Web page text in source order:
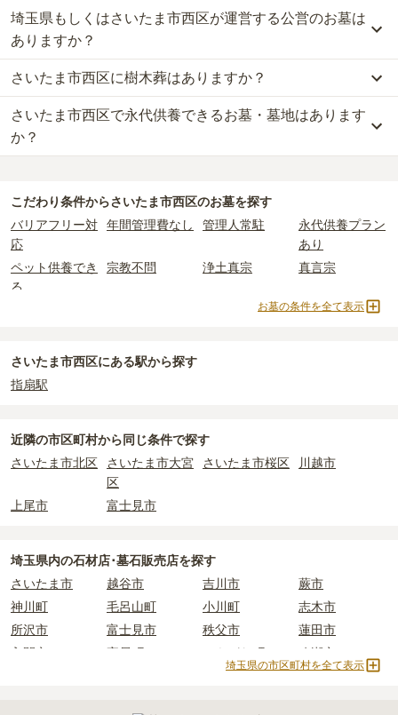
一般墓を建てる場合は、「永代使用料（土地代）」と「墓石代」の
2つが主な費用となります。
さいたま市西区の一般墓の永代使用料の平均は79万円で、墓石代は
埼玉県の平均166.9万円です。いずれも区画の広さや墓石の大き
さ・素材によって変わります。
樹木葬・納骨堂・永代供養墓は、基本的に墓石代がかからず、永代
使用料のみかかります。
・ 開眼法要の費用 ：お墓を新しく建てた際に行う儀式のための費
用。僧侶に渡すお布施がかかります。
・
：お墓に遺骨を納める儀式のための費用。僧侶に渡
・年間管理費：お墓の管理費。契約後、毎年発生するケースがあり
積もりを取るまで確定しません。
現地見学では、担当者に「提示金額以外にかかる費用はないか」を
必ず確認することをおすすめします。
内を取り寄せることができます。
さいたま市西区で一番安価なお墓は、樹木葬型永代供養塔 杜のひか
り「想」の永代供養墓
一般的に最も費用を抑えられるのは、他の方のご遺骨と一緒に埋葬
する「合祀墓（ごうしぼ）」と呼ばれるタイプです。個別のお墓に
比べて省スペースで管理の手間がかからないため、費用が安く設定
されています。
価格の目安は、1名あたり5万円〜30万円程度です。
び替えてお墓を探すのがおすすめです。
埼玉県もしくはさいたま市西区が運営する公営のお墓は
ありますか？
さいたま市西区には、公営の霊園の掲載がありません。
一方で、埼玉県内には、県または市区町村が運営する公営の霊園が
9件あります。
公営霊園は民営の霊園と異なり、契約にあたって応募資格が設けら
主な条件として、遺骨がすでにある、該当の市区町村に一定年数以
上住んでいるなどが挙げられます。
条件を満たさない場合は、申し込み自体ができないことも多いた
め、事前の確認が重要です。
契約条件の詳細は、各霊園のページをご確認いただくか、資料請求
よりお問い合わせください。
さいたま市西区に樹木葬はありますか？
さいたま市西区には、4件の樹木葬があります。
詳しくは、
さいたま市西区で永代供養できるお墓・墓地はあります
か？
詳しくは、さいたま市西区の永代供養の一覧をご覧ください。
こだわり条件からさいたま市西区のお墓を探す
バリアフリー対
応
年間管理費なし 管理人常駐
永代供養プラン
あり
ペット供養でき
る
宗教不問 浄土真宗 真言宗
永代供養墓
民営霊園
お墓の条件を全て表示
さいたま市西区にある駅から探す
指扇駅
近隣の市区町村から同じ条件で探す
さいたま市北区
さいたま市大宮
区
さいたま市桜区 川越市
上尾市 富士見市
埼玉県内の石材店･墓石販売店を探す
さいたま市
越谷市 吉川市
蕨市
神川町
毛呂山町 小川町
志木市
所沢市
富士見市 秩父市
蓮田市
入間市
寄居町 ときがわ町
八潮市
埼玉県の市区町村を全て表示